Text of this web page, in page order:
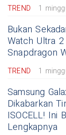
TREND 1
Bukan
Watch Ultra
Snapdragon
TREND 1
Samsung
Dikabarkan
ISOCELL! Ini
Lengkapnya